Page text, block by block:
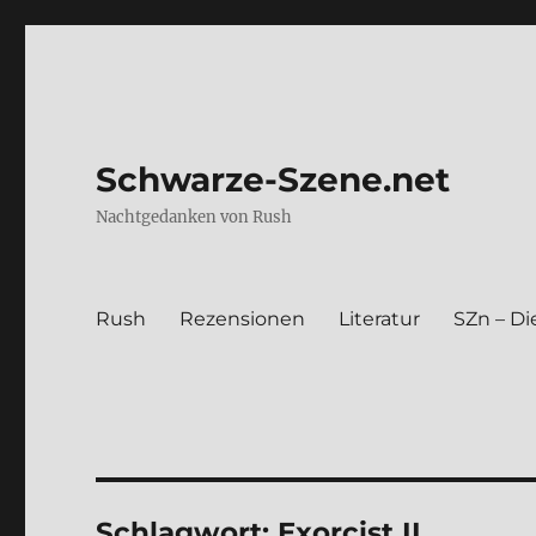
Schwarze-Szene.net
Nachtgedanken von Rush
Rush Rezen­sio­nen Lite­ra­tur SZn –